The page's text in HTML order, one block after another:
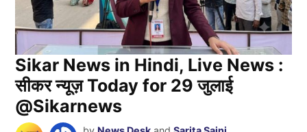
Sikar News in Hindi, Live News :
सीकर न्यूज़ Today for 29 जुलाई
@Sikarnews